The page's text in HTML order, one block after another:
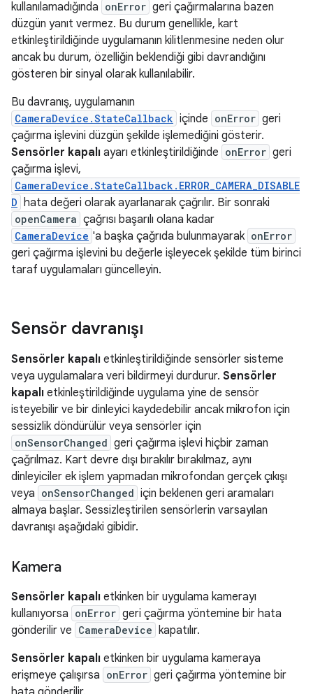
kullanılamadığında onError geri çağırmalarına bazen
düzgün yanıt vermez. Bu durum genellikle, kart
etkinleştirildiğinde uygulamanın kilitlenmesine neden olur
ancak bu durum, özelliğin beklendiği gibi davrandığını
gösteren bir sinyal olarak kullanılabilir.
Bu davranış, uygulamanın
CameraDevice.StateCallback içinde onError geri
çağırma işlevini düzgün şekilde işlemediğini gösterir.
Sensörler kapalı ayarı etkinleştirildiğinde onError geri
çağırma işlevi,
CameraDevice.StateCallback.ERROR_CAMERA_DISABLE
D hata değeri olarak ayarlanarak çağrılır. Bir sonraki
openCamera çağrısı başarılı olana kadar
CameraDevice 'a başka çağrıda bulunmayarak onError
geri çağırma işlevini bu değerle işleyecek şekilde tüm birinci
taraf uygulamaları güncelleyin.
Sensör davranışı
Sensörler kapalı etkinleştirildiğinde sensörler sisteme
veya uygulamalara veri bildirmeyi durdurur. Sensörler
kapalı etkinleştirildiğinde uygulama yine de sensör
isteyebilir ve bir dinleyici kaydedebilir ancak mikrofon için
sessizlik döndürülür veya sensörler için
onSensorChanged geri çağırma işlevi hiçbir zaman
çağrılmaz. Kart devre dışı bırakılır bırakılmaz, aynı
dinleyiciler ek işlem yapmadan mikrofondan gerçek çıkışı
veya onSensorChanged için beklenen geri aramaları
almaya başlar. Sessizleştirilen sensörlerin varsayılan
davranışı aşağıdaki gibidir.
Kamera
Sensörler kapalı etkinken bir uygulama kamerayı
kullanıyorsa onError geri çağırma yöntemine bir hata
gönderilir ve CameraDevice kapatılır.
Sensörler kapalı etkinken bir uygulama kameraya
erişmeye çalışırsa onError geri çağırma yöntemine bir